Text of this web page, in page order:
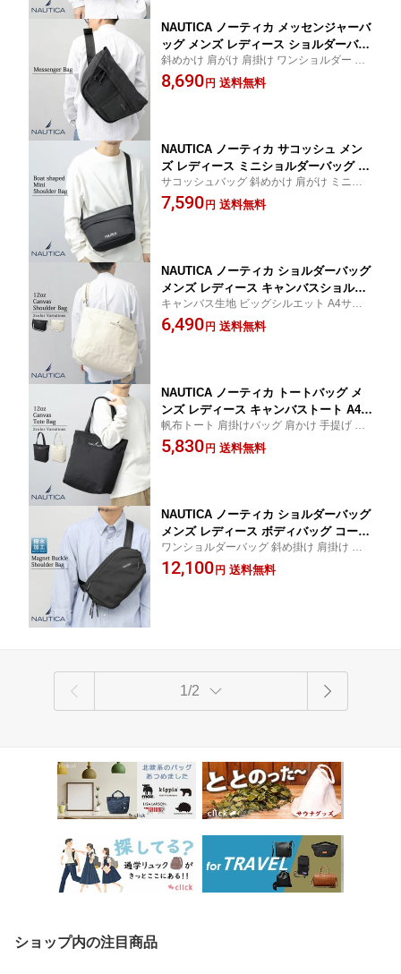
NAUTICA ノーティカ メッセンジャーバ
ッグ メンズ レディース ショルダーバッ
グ ナイロン 横型 大容量 多収納 フラッ
プバッグ ボディバッグ マジックテープ
斜めかけ 肩がけ 肩掛け ワンショルダー フ
ラップ仕様 サブバッグ 取り出しやすい サ
ブベルト付き リフレクター 夜間安全 ユニ
8,690円 送料無料
NAUTICA ノーティカ サコッシュ メン
ズ レディース ミニショルダーバッグ ナ
イロン 330D 横型 コンパクト 大容量 多
収納 クッション 軽量 斜め掛け 肩掛け
サコッシュバッグ 斜めかけ 肩がけ ミニバ
ッグ ショルダー 鞄 ユニセックス 男女兼用
コンパクト ヨコ型 サブバッグ ペットボト
7,590円 送料無料
NAUTICA ノーティカ ショルダーバッグ
メンズ レディース キャンバスショルダ
ー A4 B4 大容量 12オンス コットン 帆
布 厚手 ファスナー付き ビッグサイズ
キャンバス生地 ビッグシルエット A4サイ
ズ B4サイズ 大判サイズ キャンバスバッグ
斜めかけ 肩がけ ユニセックス 男女兼用 ア
6,490円 送料無料
NAUTICA ノーティカ トートバッグ メ
ンズ レディース キャンバストート A4
縦型 大容量 12オンス コットン 帆布 厚
手 ファスナー付き 多収納 マチ広 肩掛
帆布トート 肩掛けバッグ 肩かけ 手提げ 鞄
かばん 軽量 丈夫 キャンバス生地 男女兼用
学生 通学 大判 普段使い レジャー 買い物バ
5,830円 送料無料
NAUTICA ノーティカ ショルダーバッグ
メンズ レディース ボディバッグ コーデ
ュラ CORDURA 撥水 3層構造 マグネッ
トバックル 容量拡張 多収納 無地 シン
ワンショルダーバッグ 斜め掛け 肩掛け 丈
夫 撥水加工 3層式 マチ拡張 仕分け収納 ペ
ットボトル収納 クッション構造 衝撃保護
12,100円 送料無料
1/2
ショップ内の注目商品